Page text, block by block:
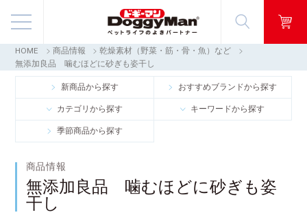
商品情報
映像ギャラリー
知る・楽しむ
お客様窓口・Q＆A
会社情報
HOME 商品情報
乾燥素材（野菜・筋・骨・魚）など
無添加良品 噛むほどに砂ぎも姿干し
新商品から探す おすすめブランドから探す
カテゴリから探す キーワードから探す
季節商品から探す
商品情報
無添加良品 噛むほどに砂ぎも姿
干し